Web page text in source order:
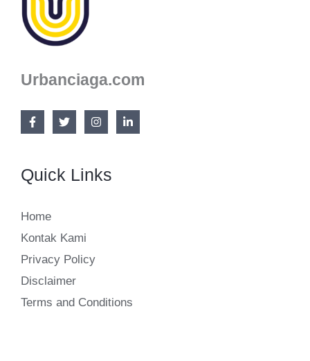
Ramadhan,
Menambah
Anda!
Urbanciaga.com
Quick Links
Home
Kontak Kami
Privacy Policy
Disclaimer
Terms and Conditions